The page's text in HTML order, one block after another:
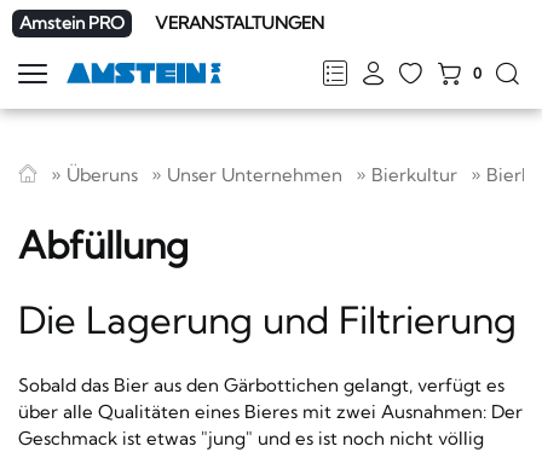
Amstein PRO VERANSTALTUNGEN
FRDEENIT
0
Navigation
zeigen
Überuns Unser Unternehmen Bierkultur
Abfüllung
Die Lagerung und Filtrierung
Sobald das Bier aus den Gärbottichen gelangt, verfügt es
über alle Qualitäten eines Bieres mit zwei Ausnahmen: Der
Geschmack ist etwas "jung" und es ist noch nicht völlig